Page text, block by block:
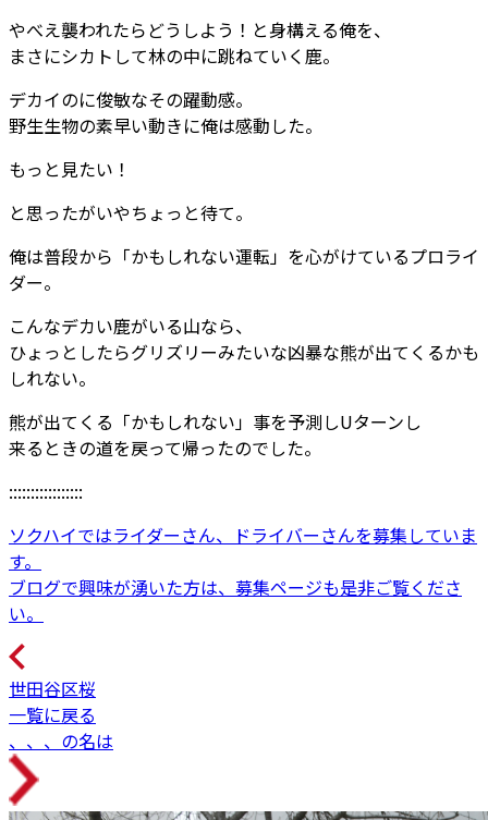
やべえ襲われたらどうしよう！と身構える俺を、
まさにシカトして林の中に跳ねていく鹿。
デカイのに俊敏なその躍動感。
野生生物の素早い動きに俺は感動した。
もっと見たい！
と思ったがいやちょっと待て。
俺は普段から「かもしれない運転」を心がけているプロライ
ダー。
こんなデカい鹿がいる山なら、
ひょっとしたらグリズリーみたいな凶暴な熊が出てくるかも
しれない。
熊が出てくる「かもしれない」事を予測しUターンし
来るときの道を戻って帰ったのでした。
:::::::::::::::::
ソクハイではライダーさん、ドライバーさんを募集していま
す。
ブログで興味が湧いた方は、募集ページも是非ご覧くださ
い。
世田谷区桜
一覧に戻る
、、、の名は